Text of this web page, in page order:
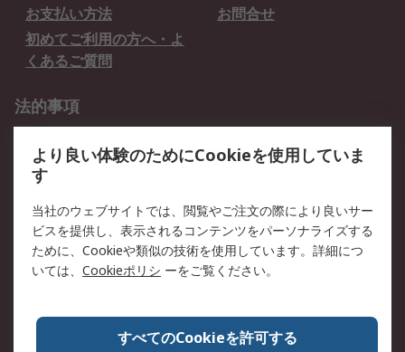
お支払い方法
お問合せ
初めてご利用の方へ・よ
くあるご質問
法的事項
クッキーポリシー
RSについて
会社概要
採用情報
プレスリリース＆お知ら
コーポレートサイト
全世界のRS
RSの歴史
ESGへの取り組み（英語）
認証について
より良い体験のためにCookieを使用していま
す
当社のウェブサイトでは、閲覧やご注文の際により良いサー
ビスを提供し、表示されるコンテンツをパーソナライズする
ために、Cookieや類似の技術を使用しています。詳細につ
いては、 Cookieポリシ ーをご覧ください。
すべてのCookieを許可する